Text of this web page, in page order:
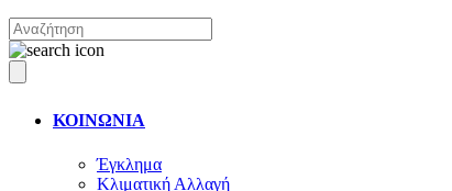
ΚΟΙΝΩΝΙΑ
Έγκλημα
Κλιματική Αλλαγή